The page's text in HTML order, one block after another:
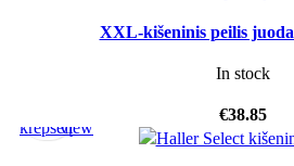
XXL-kišeninis peilis
In stock
€38.85
krepšelįview